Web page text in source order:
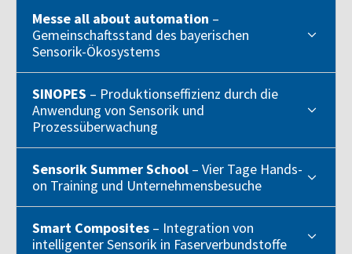
Messe all about automation –
Gemeinschaftsstand des bayerischen
Sensorik-Ökosystems
SINOPES – Produktionseffizienz durch die
Anwendung von Sensorik und
Prozessüberwachung
Sensorik Summer School – Vier Tage Hands-
on Training und Unternehmensbesuche
Smart Composites – Integration von
intelligenter Sensorik in Faserverbundstoffe